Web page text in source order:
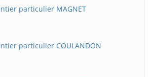
particulier MAGNET
particulier COULANDON